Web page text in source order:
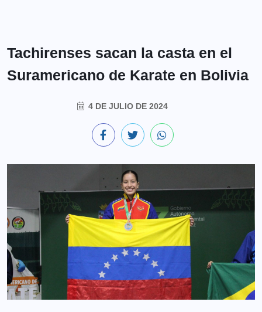
Tachirenses sacan la casta en el
Suramericano de Karate en Bolivia
4 DE JULIO DE 2024